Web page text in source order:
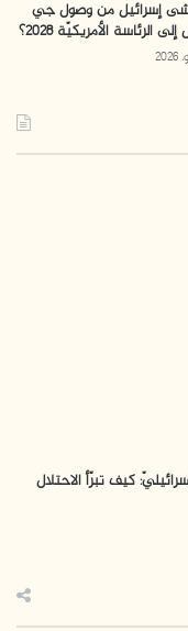
إسرائيل من وصول جي
الرئاسة الأمريكيّة 2028؟
كيف تبرّأ الاحتلال